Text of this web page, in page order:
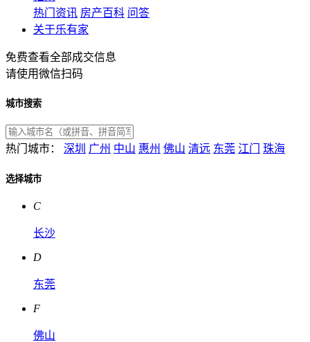
热门资讯 房产百科 问答
关于乐有家
免费查看全部成交信息
请使用微信扫码
城市搜索
热门城市： 深圳 广州 中山 惠州 佛山 清远 东莞 江门 珠海
选择城市
C
长沙
D
东莞
F
佛山